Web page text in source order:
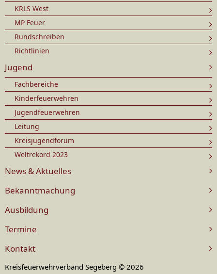
KRLS West
MP Feuer
Rundschreiben
Richtlinien
Jugend
Fachbereiche
Kinderfeuerwehren
Jugendfeuerwehren
Leitung
Kreisjugendforum
Weltrekord 2023
News & Aktuelles
Bekanntmachung
Ausbildung
Termine
Kontakt
Kreisfeuerwehrverband Segeberg © 2026